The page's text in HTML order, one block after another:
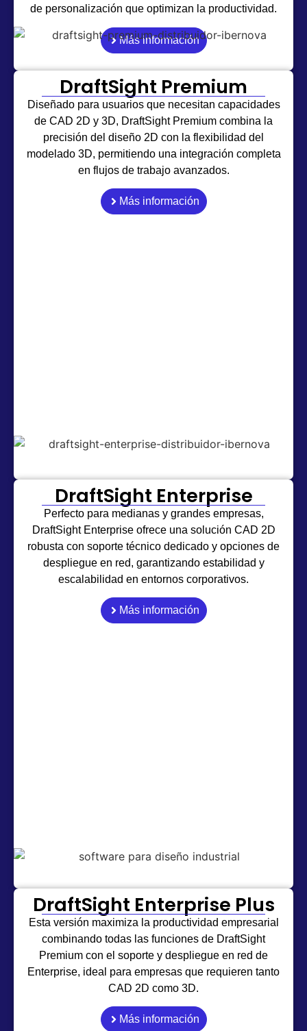
de personalización que optimizan la productividad.
Más información
DraftSight Premium
Diseñado para usuarios que necesitan capacidades
de CAD 2D y 3D, DraftSight Premium combina la
precisión del diseño 2D con la flexibilidad del
modelado 3D, permitiendo una integración completa
en flujos de trabajo avanzados.
Más información
DraftSight Enterprise
Perfecto para medianas y grandes empresas,
DraftSight Enterprise ofrece una solución CAD 2D
robusta con soporte técnico dedicado y opciones de
despliegue en red, garantizando estabilidad y
escalabilidad en entornos corporativos.
Más información
DraftSight Enterprise Plus
Esta versión maximiza la productividad empresarial
combinando todas las funciones de DraftSight
Premium con el soporte y despliegue en red de
Enterprise, ideal para empresas que requieren tanto
CAD 2D como 3D.
Más información